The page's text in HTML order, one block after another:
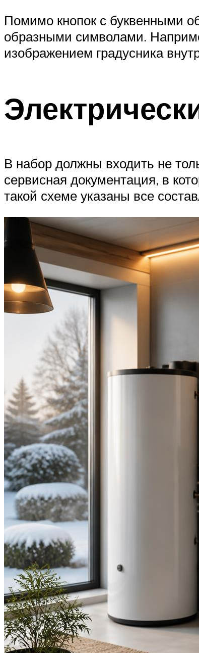
Помимо кнопок с буквенными
образными символами.
изображением градусника
В набор должны входить не
сервисная документация, в
такой схеме указаны все